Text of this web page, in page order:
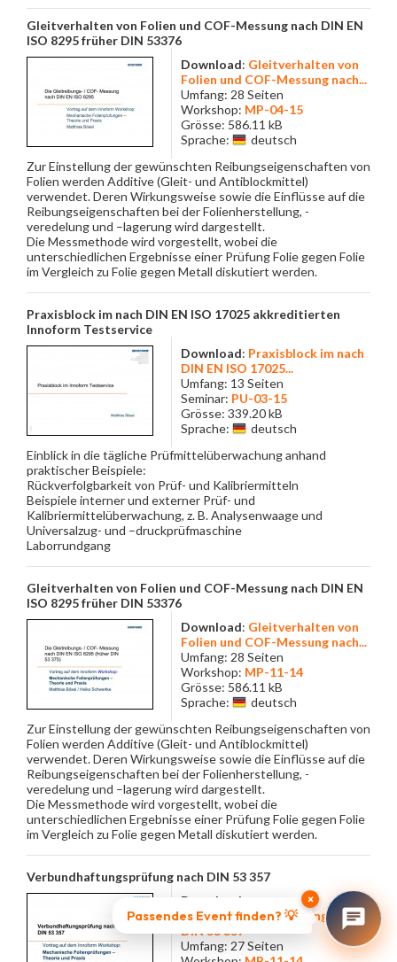
Gleitverhalten von Folien und COF-Messung nach DIN EN
ISO 8295 früher DIN 53376
Download: Gleitverhalten von
Folien und COF-Messung nach...
Umfang: 28 Seiten
Workshop: MP-04-15
Grösse: 586.11 kB
Sprache:
deutsch
Zur Einstellung der gewünschten Reibungseigenschaften von
Folien werden Additive (Gleit- und Antiblockmittel)
verwendet. Deren Wirkungsweise sowie die Einflüsse auf die
Reibungseigenschaften bei der Folienherstellung, -
veredelung und –lagerung wird dargestellt.
Die Messmethode wird vorgestellt, wobei die
unterschiedlichen Ergebnisse einer Prüfung Folie gegen Folie
im Vergleich zu Folie gegen Metall diskutiert werden.
Praxisblock im nach DIN EN ISO 17025 akkreditierten
Innoform Testservice
Download: Praxisblock im nach
DIN EN ISO 17025...
Umfang: 13 Seiten
Seminar: PU-03-15
Grösse: 339.20 kB
Sprache:
deutsch
Einblick in die tägliche Prüfmittelüberwachung anhand
praktischer Beispiele:
Rückverfolgbarkeit von Prüf- und Kalibriermitteln
Beispiele interner und externer Prüf- und
Kalibriermittelüberwachung, z. B. Analysenwaage und
Universalzug- und –druckprüfmaschine
Laborrundgang
Gleitverhalten von Folien und COF-Messung nach DIN EN
ISO 8295 früher DIN 53376
Download: Gleitverhalten von
Folien und COF-Messung nach...
Umfang: 28 Seiten
Workshop: MP-11-14
Grösse: 586.11 kB
Sprache:
deutsch
Zur Einstellung der gewünschten Reibungseigenschaften von
Folien werden Additive (Gleit- und Antiblockmittel)
verwendet. Deren Wirkungsweise sowie die Einflüsse auf die
Reibungseigenschaften bei der Folienherstellung, -
veredelung und –lagerung wird dargestellt.
Die Messmethode wird vorgestellt, wobei die
unterschiedlichen Ergebnisse einer Prüfung Folie gegen Folie
im Vergleich zu Folie gegen Metall diskutiert werden.
Verbundhaftungsprüfung nach DIN 53 357
Download
Verbundhaftungsprüfung nach
DIN 53 357
Umfang: 27 Seiten
×
Passendes Event finden? 💡